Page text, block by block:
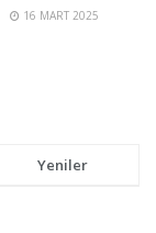
16 MART 2025
Yeniler